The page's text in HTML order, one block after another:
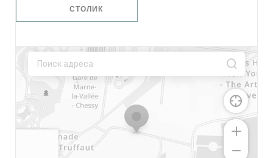
СТОЛИК